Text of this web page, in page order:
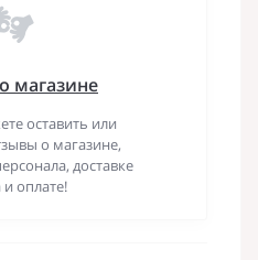
магазине
оставить или
о магазине,
доставке
и оплате!